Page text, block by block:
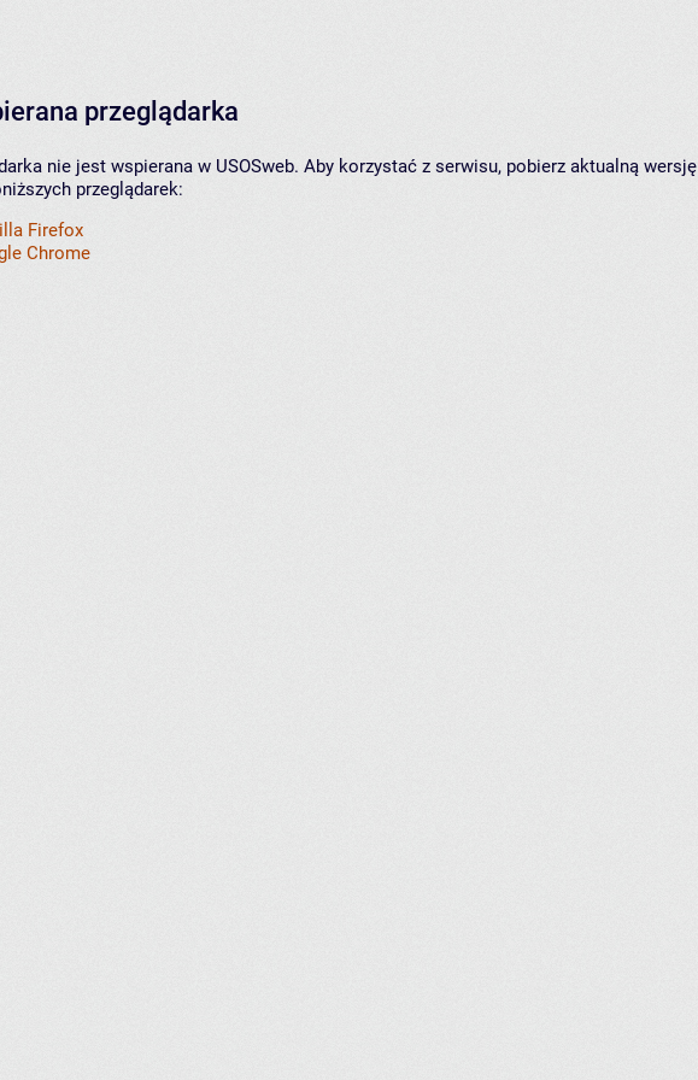
przeglądarka
nie jest wspierana w USOSweb. Aby korzystać z serwisu, pobierz aktualną wersję
przeglądarek:
Firefox
Chrome